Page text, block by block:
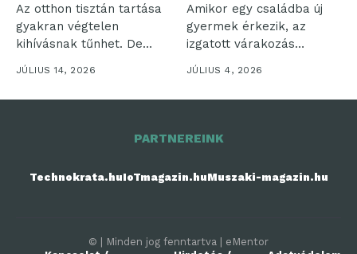
Az otthon tisztán tartása
gyakran végtelen
kihívásnak tűnhet. De
vajon miért olyan...
JÚLIUS 14, 2026
Amikor egy családba új
gyermek érkezik, az
izgatott várakozás
időszaka veszi kezdetét....
JÚLIUS 4, 2026
PARTNEREINK
Technokrata.huIoTmagazin.huMuszaki-magazin.hu
© | Minden jog fenntartva | eMentor